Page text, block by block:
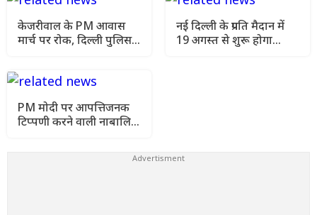
केजरीवाल के PM आवास
मार्च पर रोक, दिल्ली पुलिस ने
नई दिल्ली के प्रगति मैदान में
19 अगस्त से शुरू होगा
PM मोदी पर आपत्तिजनक
टिप्पणी करने वाली नाबालिग